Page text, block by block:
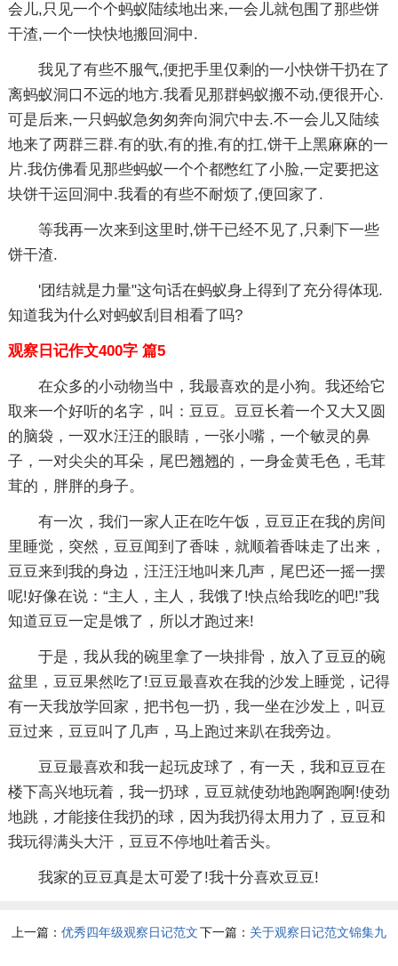
会儿,只见一个个蚂蚁陆续地出来,一会儿就包围了那些饼
干渣,一个一快快地搬回洞中.
我见了有些不服气,便把手里仅剩的一小快饼干扔在了
离蚂蚁洞口不远的地方.我看见那群蚂蚁搬不动,便很开心.
可是后来,一只蚂蚁急匆匆奔向洞穴中去.不一会儿又陆续
地来了两群三群.有的驮,有的推,有的扛,饼干上黑麻麻的一
片.我仿佛看见那些蚂蚁一个个都憋红了小脸,一定要把这
块饼干运回洞中.我看的有些不耐烦了,便回家了.
等我再一次来到这里时,饼干已经不见了,只剩下一些
饼干渣.
'团结就是力量"这句话在蚂蚁身上得到了充分得体现.
知道我为什么对蚂蚁刮目相看了吗?
观察日记作文400字 篇5
在众多的小动物当中，我最喜欢的是小狗。我还给它
取来一个好听的名字，叫：豆豆。豆豆长着一个又大又圆
的脑袋，一双水汪汪的眼睛，一张小嘴，一个敏灵的鼻
子，一对尖尖的耳朵，尾巴翘翘的，一身金黄毛色，毛茸
茸的，胖胖的身子。
有一次，我们一家人正在吃午饭，豆豆正在我的房间
里睡觉，突然，豆豆闻到了香味，就顺着香味走了出来，
豆豆来到我的身边，汪汪汪地叫来几声，尾巴还一摇一摆
呢!好像在说：“主人，主人，我饿了!快点给我吃的吧!”我
知道豆豆一定是饿了，所以才跑过来!
于是，我从我的碗里拿了一块排骨，放入了豆豆的碗
盆里，豆豆果然吃了!豆豆最喜欢在我的沙发上睡觉，记得
有一天我放学回家，把书包一扔，我一坐在沙发上，叫豆
豆过来，豆豆叫了几声，马上跑过来趴在我旁边。
豆豆最喜欢和我一起玩皮球了，有一天，我和豆豆在
楼下高兴地玩着，我一扔球，豆豆就使劲地跑啊跑啊!使劲
地跳，才能接住我扔的球，因为我扔得太用力了，豆豆和
我玩得满头大汗，豆豆不停地吐着舌头。
我家的豆豆真是太可爱了!我十分喜欢豆豆!
上一篇：优秀四年级观察日记范文下一篇： 关于观察日记范文锦集九